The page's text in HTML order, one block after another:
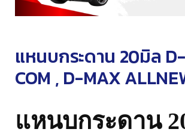
แหนบกระดาน 20มิล
COM , D-MAX
แหนบกระดาน